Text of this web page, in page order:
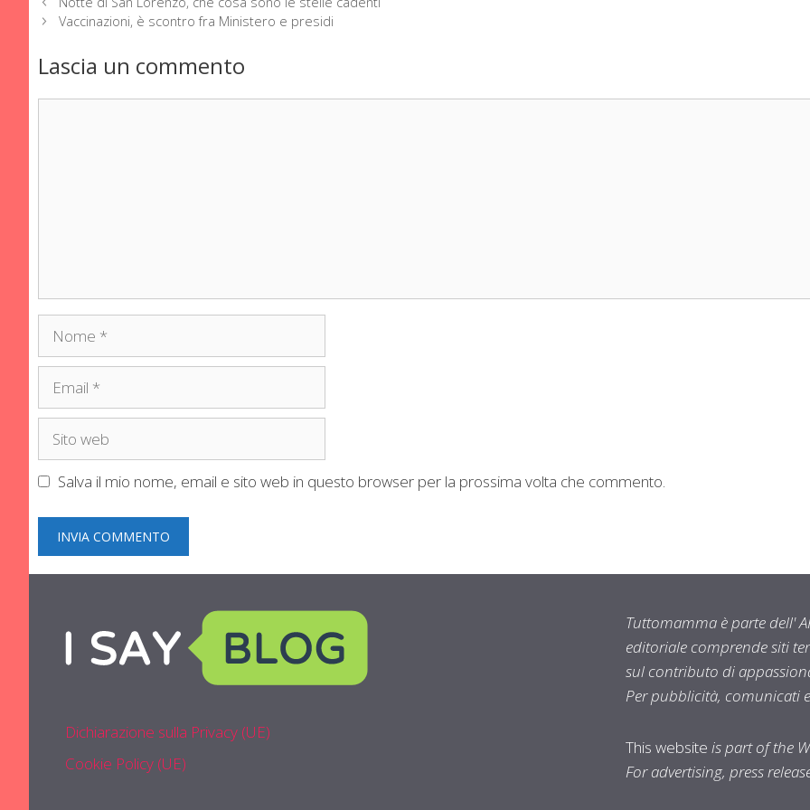
Vaccinazioni, è scontro fra Ministero e presidi
Lascia un commento
Nome
Email
Sito
Salva il mio nome, email e sito web in questo browser per la prossima volta che commento.
Dichiarazione sulla Privacy (UE)
Cookie Policy (UE)
Tuttomamma è parte dell'
editoriale comprende siti
sul contributo di
Per pubblicità, comunicati
This website is part of the
For advertising, press